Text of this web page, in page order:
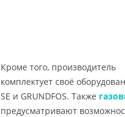
Кроме того, производитель
комплектует своё
SE и GRUNDFOS. Также
предусматривают